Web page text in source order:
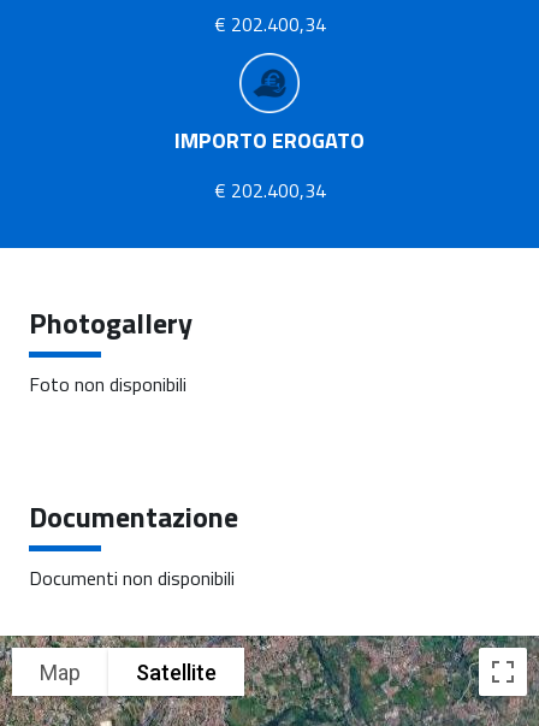
€ 202.400,34
IMPORTO EROGATO
€ 202.400,34
Photogallery
Foto non disponibili
Documentazione
Documenti non disponibili
Map Satellite